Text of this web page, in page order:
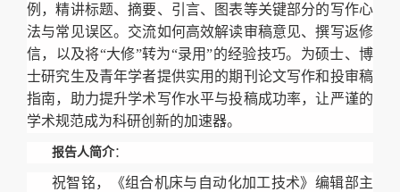
例，精讲标题、摘要、引言、图表等关键部分的写作心
法与常见误区。交流如何高效解读审稿意见、撰写返修
信，以及将“大修”转为“录用”的经验技巧。为硕士、博
士研究生及青年学者提供实用的期刊论文写作和投审稿
指南，助力提升学术写作水平与投稿成功率，让严谨的
学术规范成为科研创新的加速器。
报告人简介：
祝智铭，《组合机床与自动化加工技术》编辑部主